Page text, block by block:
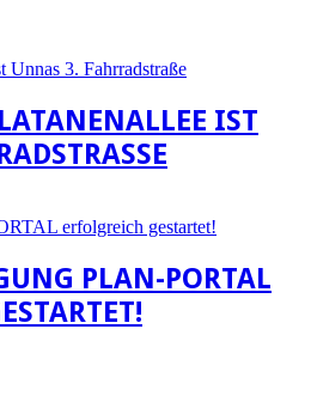
Unnas 3. Fahrradstraße
IST
erfolgreich gestartet!
PLAN-PORTAL